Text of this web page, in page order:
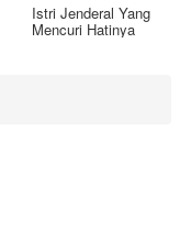
Istri Jenderal Yang
Mencuri Hatinya